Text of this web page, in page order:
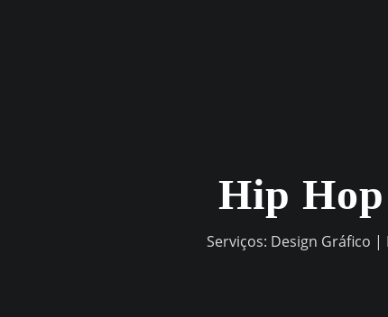
Hip
Serviços: Design Gráfico